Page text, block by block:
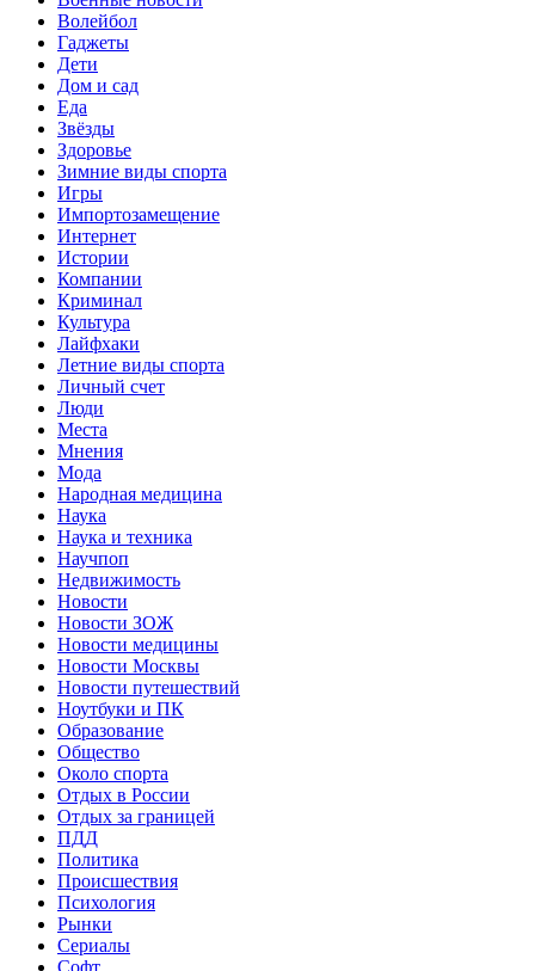
Волейбол
Гаджеты
Дети
Дом и сад
Еда
Звёзды
Здоровье
Зимние виды спорта
Игры
Импортозамещение
Интернет
Истории
Компании
Криминал
Культура
Лайфхаки
Летние виды спорта
Личный счет
Люди
Места
Мнения
Мода
Народная медицина
Наука
Наука и техника
Научпоп
Недвижимость
Новости
Новости ЗОЖ
Новости медицины
Новости Москвы
Новости путешествий
Ноутбуки и ПК
Образование
Общество
Около спорта
Отдых в России
Отдых за границей
ПДД
Политика
Происшествия
Психология
Рынки
Сериалы